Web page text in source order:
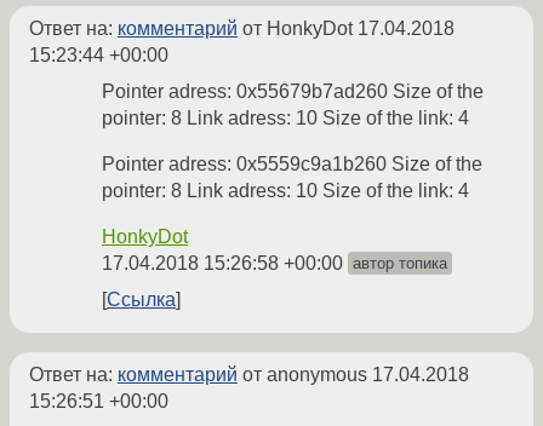
Ответ на: комментарий от HonkyDot 17.04.2018
15:23:44 +00:00
Pointer adress: 0x55679b7ad260 Size of the
pointer: 8 Link adress: 10 Size of the link: 4
Pointer adress: 0x5559c9a1b260 Size of the
pointer: 8 Link adress: 10 Size of the link: 4
HonkyDot
17.04.2018 15:26:58 +00:00 автор топика
Ссылка
Ответ на: комментарий от anonymous 17.04.2018
15:26:51 +00:00